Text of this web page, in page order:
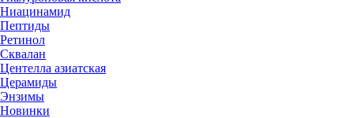
Ниацинамид
Пептиды
Ретинол
Сквалан
Центелла азиатская
Церамиды
Энзимы
Новинки